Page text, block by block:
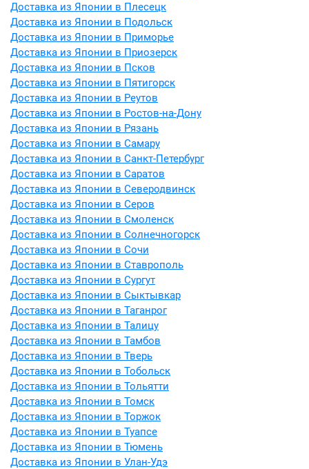
Доставка из Японии в Плесецк
Доставка из Японии в Подольск
Доставка из Японии в Приморье
Доставка из Японии в Приозерск
Доставка из Японии в Псков
Доставка из Японии в Пятигорск
Доставка из Японии в Реутов
Доставка из Японии в Ростов-на-Дону
Доставка из Японии в Рязань
Доставка из Японии в Самару
Доставка из Японии в Санкт-Петербург
Доставка из Японии в Саратов
Доставка из Японии в Северодвинск
Доставка из Японии в Серов
Доставка из Японии в Смоленск
Доставка из Японии в Солнечногорск
Доставка из Японии в Сочи
Доставка из Японии в Ставрополь
Доставка из Японии в Сургут
Доставка из Японии в Сыктывкар
Доставка из Японии в Таганрог
Доставка из Японии в Талицу
Доставка из Японии в Тамбов
Доставка из Японии в Тверь
Доставка из Японии в Тобольск
Доставка из Японии в Тольятти
Доставка из Японии в Томск
Доставка из Японии в Торжок
Доставка из Японии в Туапсе
Доставка из Японии в Тюмень
Доставка из Японии в Улан-Удэ